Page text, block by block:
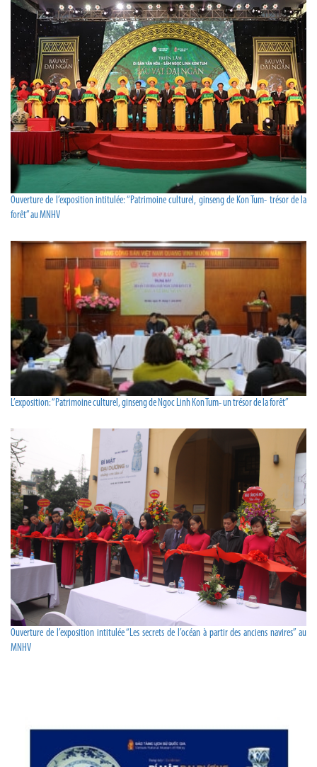
Ouverture de l’exposition intitulée: “Patrimoine culturel, ginseng de Kon Tum- trésor de la
forêt” au MNHV
L’exposition: “Patrimoine culturel, ginseng de Ngoc Linh Kon Tum- un trésor de la forêt”
Ouverture de l’exposition intitulée “Les secrets de l’océan à partir des anciens navires” au
MNHV